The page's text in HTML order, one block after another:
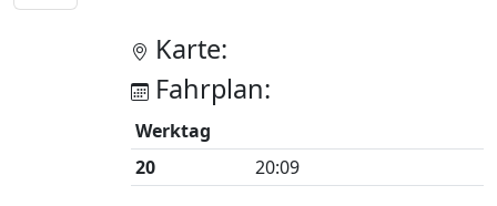
Karte:
Fahrplan:
Werktag
20
20:09